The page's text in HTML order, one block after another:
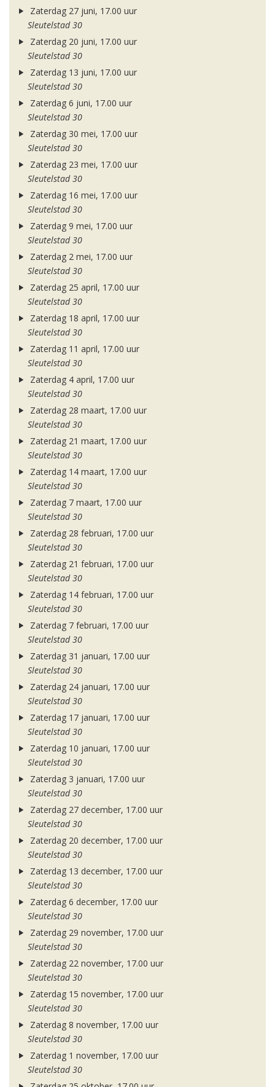
Zaterdag 27 juni, 17.00 uur
Sleutelstad 30
Zaterdag 20 juni, 17.00 uur
Sleutelstad 30
Zaterdag 13 juni, 17.00 uur
Sleutelstad 30
Zaterdag 6 juni, 17.00 uur
Sleutelstad 30
Zaterdag 30 mei, 17.00 uur
Sleutelstad 30
Zaterdag 23 mei, 17.00 uur
Sleutelstad 30
Zaterdag 16 mei, 17.00 uur
Sleutelstad 30
Zaterdag 9 mei, 17.00 uur
Sleutelstad 30
Zaterdag 2 mei, 17.00 uur
Sleutelstad 30
Zaterdag 25 april, 17.00 uur
Sleutelstad 30
Zaterdag 18 april, 17.00 uur
Sleutelstad 30
Zaterdag 11 april, 17.00 uur
Sleutelstad 30
Zaterdag 4 april, 17.00 uur
Sleutelstad 30
Zaterdag 28 maart, 17.00 uur
Sleutelstad 30
Zaterdag 21 maart, 17.00 uur
Sleutelstad 30
Zaterdag 14 maart, 17.00 uur
Sleutelstad 30
Zaterdag 7 maart, 17.00 uur
Sleutelstad 30
Zaterdag 28 februari, 17.00 uur
Sleutelstad 30
Zaterdag 21 februari, 17.00 uur
Sleutelstad 30
Zaterdag 14 februari, 17.00 uur
Sleutelstad 30
Zaterdag 7 februari, 17.00 uur
Sleutelstad 30
Zaterdag 31 januari, 17.00 uur
Sleutelstad 30
Zaterdag 24 januari, 17.00 uur
Sleutelstad 30
Zaterdag 17 januari, 17.00 uur
Sleutelstad 30
Zaterdag 10 januari, 17.00 uur
Sleutelstad 30
Zaterdag 3 januari, 17.00 uur
Sleutelstad 30
Zaterdag 27 december, 17.00 uur
Sleutelstad 30
Zaterdag 20 december, 17.00 uur
Sleutelstad 30
Zaterdag 13 december, 17.00 uur
Sleutelstad 30
Zaterdag 6 december, 17.00 uur
Sleutelstad 30
Zaterdag 29 november, 17.00 uur
Sleutelstad 30
Zaterdag 22 november, 17.00 uur
Sleutelstad 30
Zaterdag 15 november, 17.00 uur
Sleutelstad 30
Zaterdag 8 november, 17.00 uur
Sleutelstad 30
Zaterdag 1 november, 17.00 uur
Sleutelstad 30